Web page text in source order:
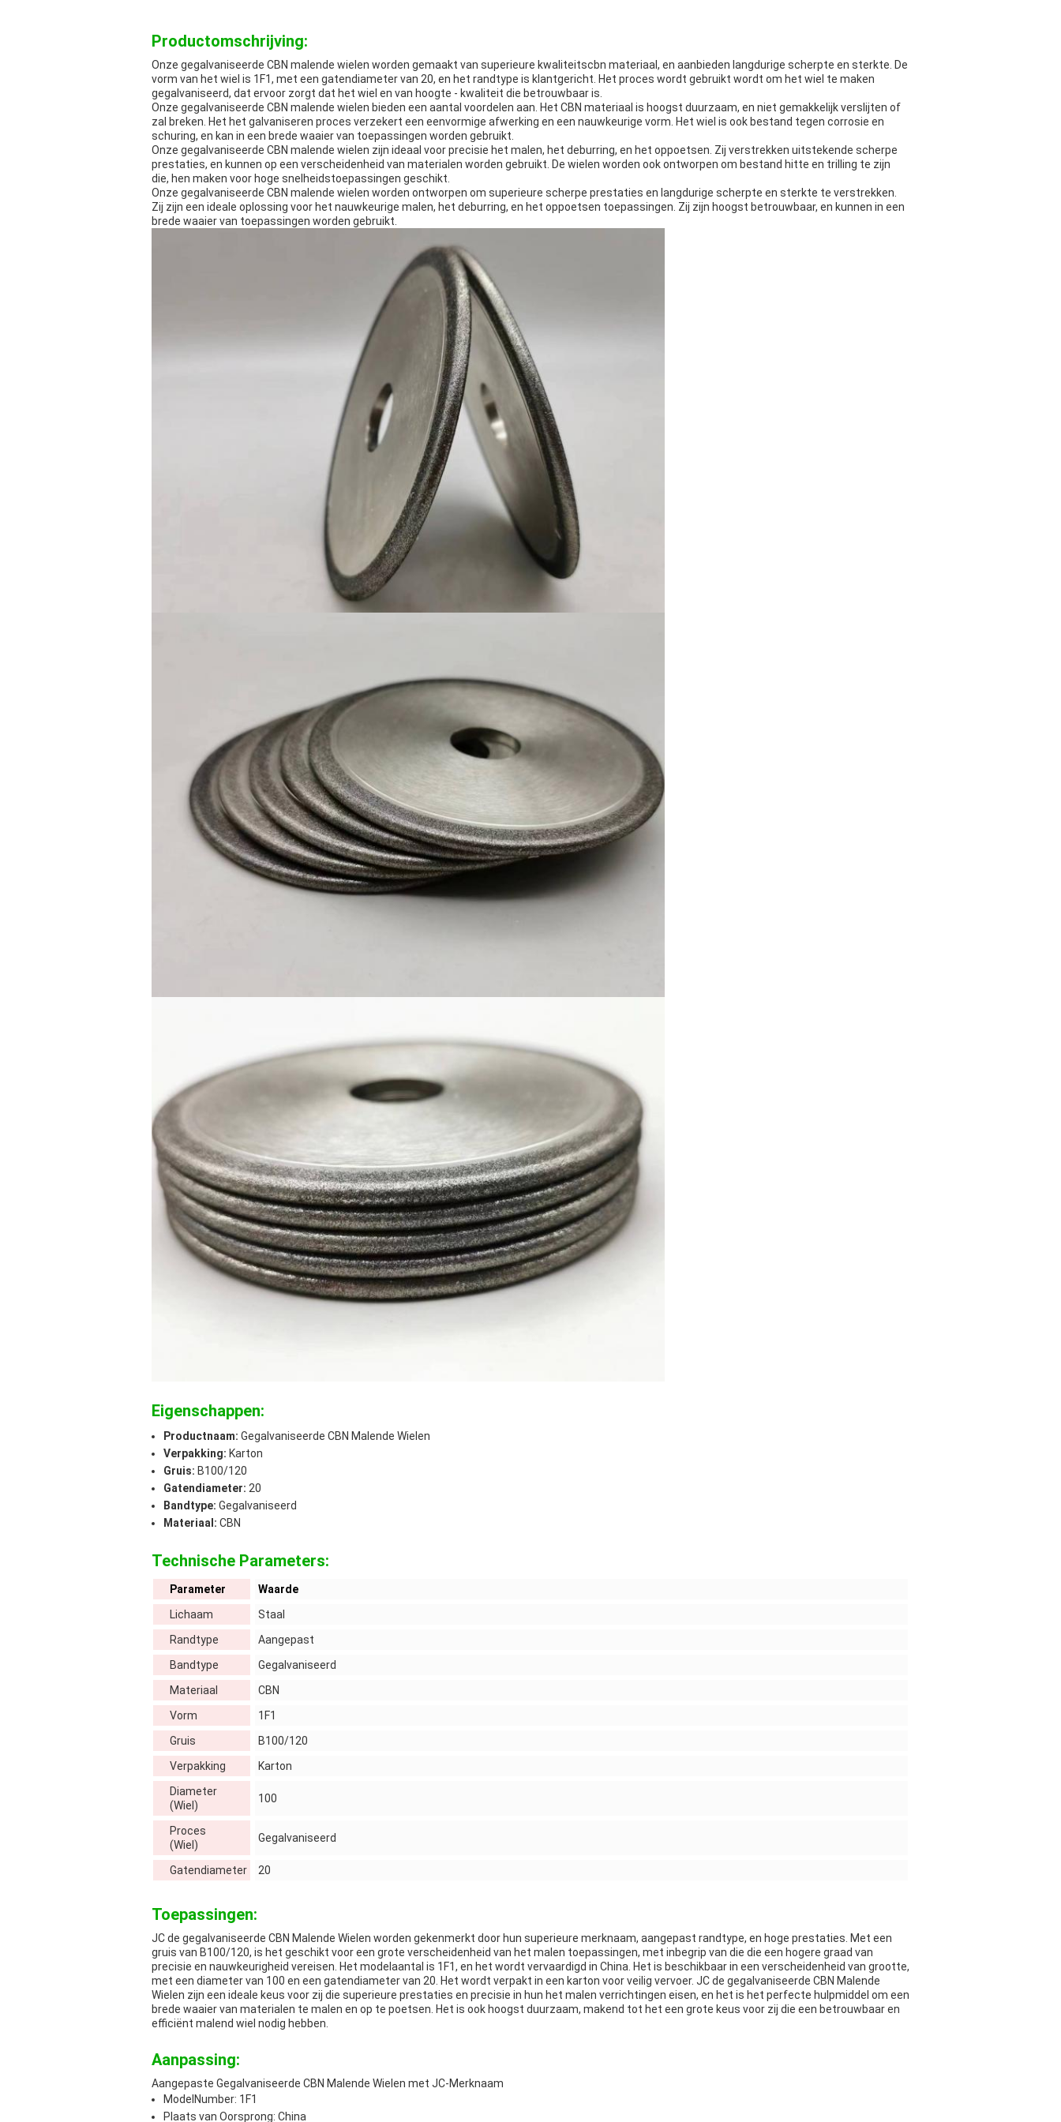
Productomschrijving:
Onze gegalvaniseerde CBN malende wielen worden gemaakt van superieure kwaliteitscbn materiaal, en aanbieden langdurige scherpte en sterkte. De
vorm van het wiel is 1F1, met een gatendiameter van 20, en het randtype is klantgericht. Het proces wordt gebruikt wordt om het wiel te maken
gegalvaniseerd, dat ervoor zorgt dat het wiel en van hoogte - kwaliteit die betrouwbaar is.
Onze gegalvaniseerde CBN malende wielen bieden een aantal voordelen aan. Het CBN materiaal is hoogst duurzaam, en niet gemakkelijk verslijten of
zal breken. Het het galvaniseren proces verzekert een eenvormige afwerking en een nauwkeurige vorm. Het wiel is ook bestand tegen corrosie en
schuring, en kan in een brede waaier van toepassingen worden gebruikt.
Onze gegalvaniseerde CBN malende wielen zijn ideaal voor precisie het malen, het deburring, en het oppoetsen. Zij verstrekken uitstekende scherpe
prestaties, en kunnen op een verscheidenheid van materialen worden gebruikt. De wielen worden ook ontworpen om bestand hitte en trilling te zijn
die, hen maken voor hoge snelheidstoepassingen geschikt.
Onze gegalvaniseerde CBN malende wielen worden ontworpen om superieure scherpe prestaties en langdurige scherpte en sterkte te verstrekken.
Zij zijn een ideale oplossing voor het nauwkeurige malen, het deburring, en het oppoetsen toepassingen. Zij zijn hoogst betrouwbaar, en kunnen in een
brede waaier van toepassingen worden gebruikt.
Eigenschappen:
Productnaam: Gegalvaniseerde CBN Malende Wielen
Verpakking: Karton
Gruis: B100/120
Gatendiameter: 20
Bandtype: Gegalvaniseerd
Materiaal: CBN
Technische Parameters:
Parameter
Waarde
Lichaam
Staal
Randtype
Aangepast
Bandtype
Gegalvaniseerd
Materiaal
CBN
Vorm
1F1
Gruis
B100/120
Verpakking
Karton
Diameter
(Wiel)
100
Proces
(Wiel)
Gegalvaniseerd
Gatendiameter 20
Toepassingen:
JC de gegalvaniseerde CBN Malende Wielen worden gekenmerkt door hun superieure merknaam, aangepast randtype, en hoge prestaties. Met een
gruis van B100/120, is het geschikt voor een grote verscheidenheid van het malen toepassingen, met inbegrip van die die een hogere graad van
precisie en nauwkeurigheid vereisen. Het modelaantal is 1F1, en het wordt vervaardigd in China. Het is beschikbaar in een verscheidenheid van grootte,
met een diameter van 100 en een gatendiameter van 20. Het wordt verpakt in een karton voor veilig vervoer. JC de gegalvaniseerde CBN Malende
Wielen zijn een ideale keus voor zij die superieure prestaties en precisie in hun het malen verrichtingen eisen, en het is het perfecte hulpmiddel om een
brede waaier van materialen te malen en op te poetsen. Het is ook hoogst duurzaam, makend tot het een grote keus voor zij die een betrouwbaar en
efficiënt malend wiel nodig hebben.
Aanpassing:
Aangepaste Gegalvaniseerde CBN Malende Wielen met JC-Merknaam
ModelNumber: 1F1
Plaats van Oorsprong: China